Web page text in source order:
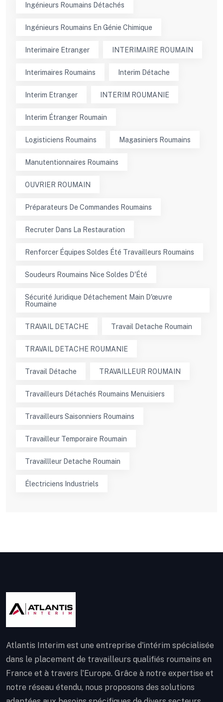
Ingénieurs Roumains Détachés
Ingénieurs Roumains En Génie Chimique
Interimaire Etranger INTERIMAIRE ROUMAIN
Interimaires Roumains Interim Détache
Interim Etranger INTERIM ROUMANIE
Interim Étranger Roumain
Logisticiens Roumains Magasiniers Roumains
Manutentionnaires Roumains
OUVRIER ROUMAIN
Préparateurs De Commandes Roumains
Recruter Dans La Restauration
Renforcer Équipes Soldes Été Travailleurs Roumains
Soudeurs Roumains Nice Soldes D'Été
Sécurité Juridique Détachement Main D'œuvre
Roumaine
TRAVAIL DETACHE Travail Detache Roumain
TRAVAIL DETACHE ROUMANIE
Travail Détache TRAVAILLEUR ROUMAIN
Travailleurs Détachés Roumains Menuisiers
Travailleurs Saisonniers Roumains
Travailleur Temporaire Roumain
Travaillleur Detache Roumain
Électriciens Industriels
Atlantis Interim est une entreprise d'intérim spécialisée
dans le placement de travailleurs qualifiés roumains en
France et à travers l'Europe. Grâce à notre expertise et
notre réseau étendu, nous proposons des solutions